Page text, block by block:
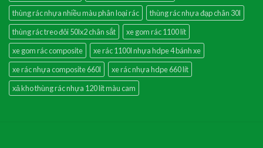
thùng rác nhựa nhiều màu phân loại rác
thùng rác nhựa đạp chân 30l
thùng rác treo đôi 50lx2 chân sắt
xe gom rác 1100 lít
xe gom rác composite
xe rác 1100l nhựa hdpe 4 bánh xe
xe rác nhựa composite 660l
xe rác nhựa hdpe 660 lít
xả kho thùng rác nhựa 120 lít màu cam